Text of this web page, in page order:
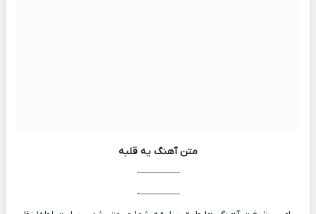
متن آهنگ یه قلبه
————-
————-